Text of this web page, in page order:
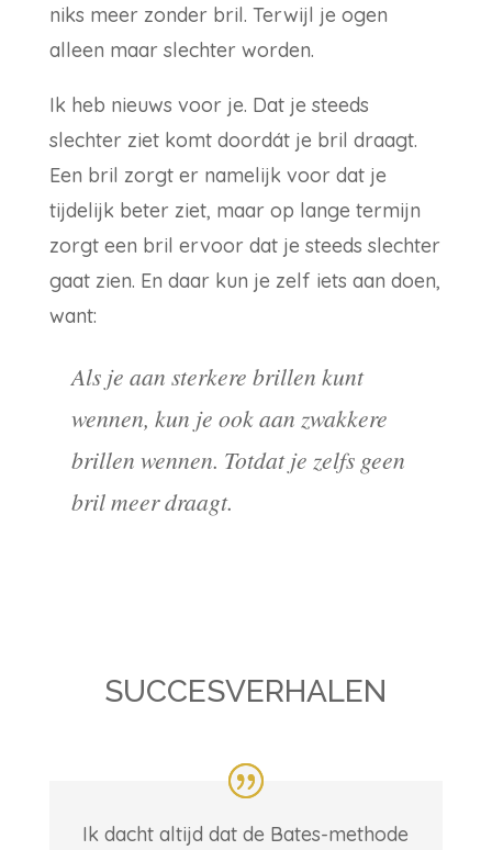
niks meer zonder bril. Terwijl je ogen
alleen maar slechter worden.
Ik heb nieuws voor je. Dat je steeds
slechter ziet komt doordát je bril draagt.
Een bril zorgt er namelijk voor dat je
tijdelijk beter ziet, maar op lange termijn
zorgt een bril ervoor dat je steeds slechter
gaat zien. En daar kun je zelf iets aan doen,
want:
Als je aan sterkere brillen kunt
wennen, kun je ook aan zwakkere
brillen wennen. Totdat je zelfs geen
bril meer draagt.
SUCCESVERHALEN
Ik dacht altijd dat de Bates-methode